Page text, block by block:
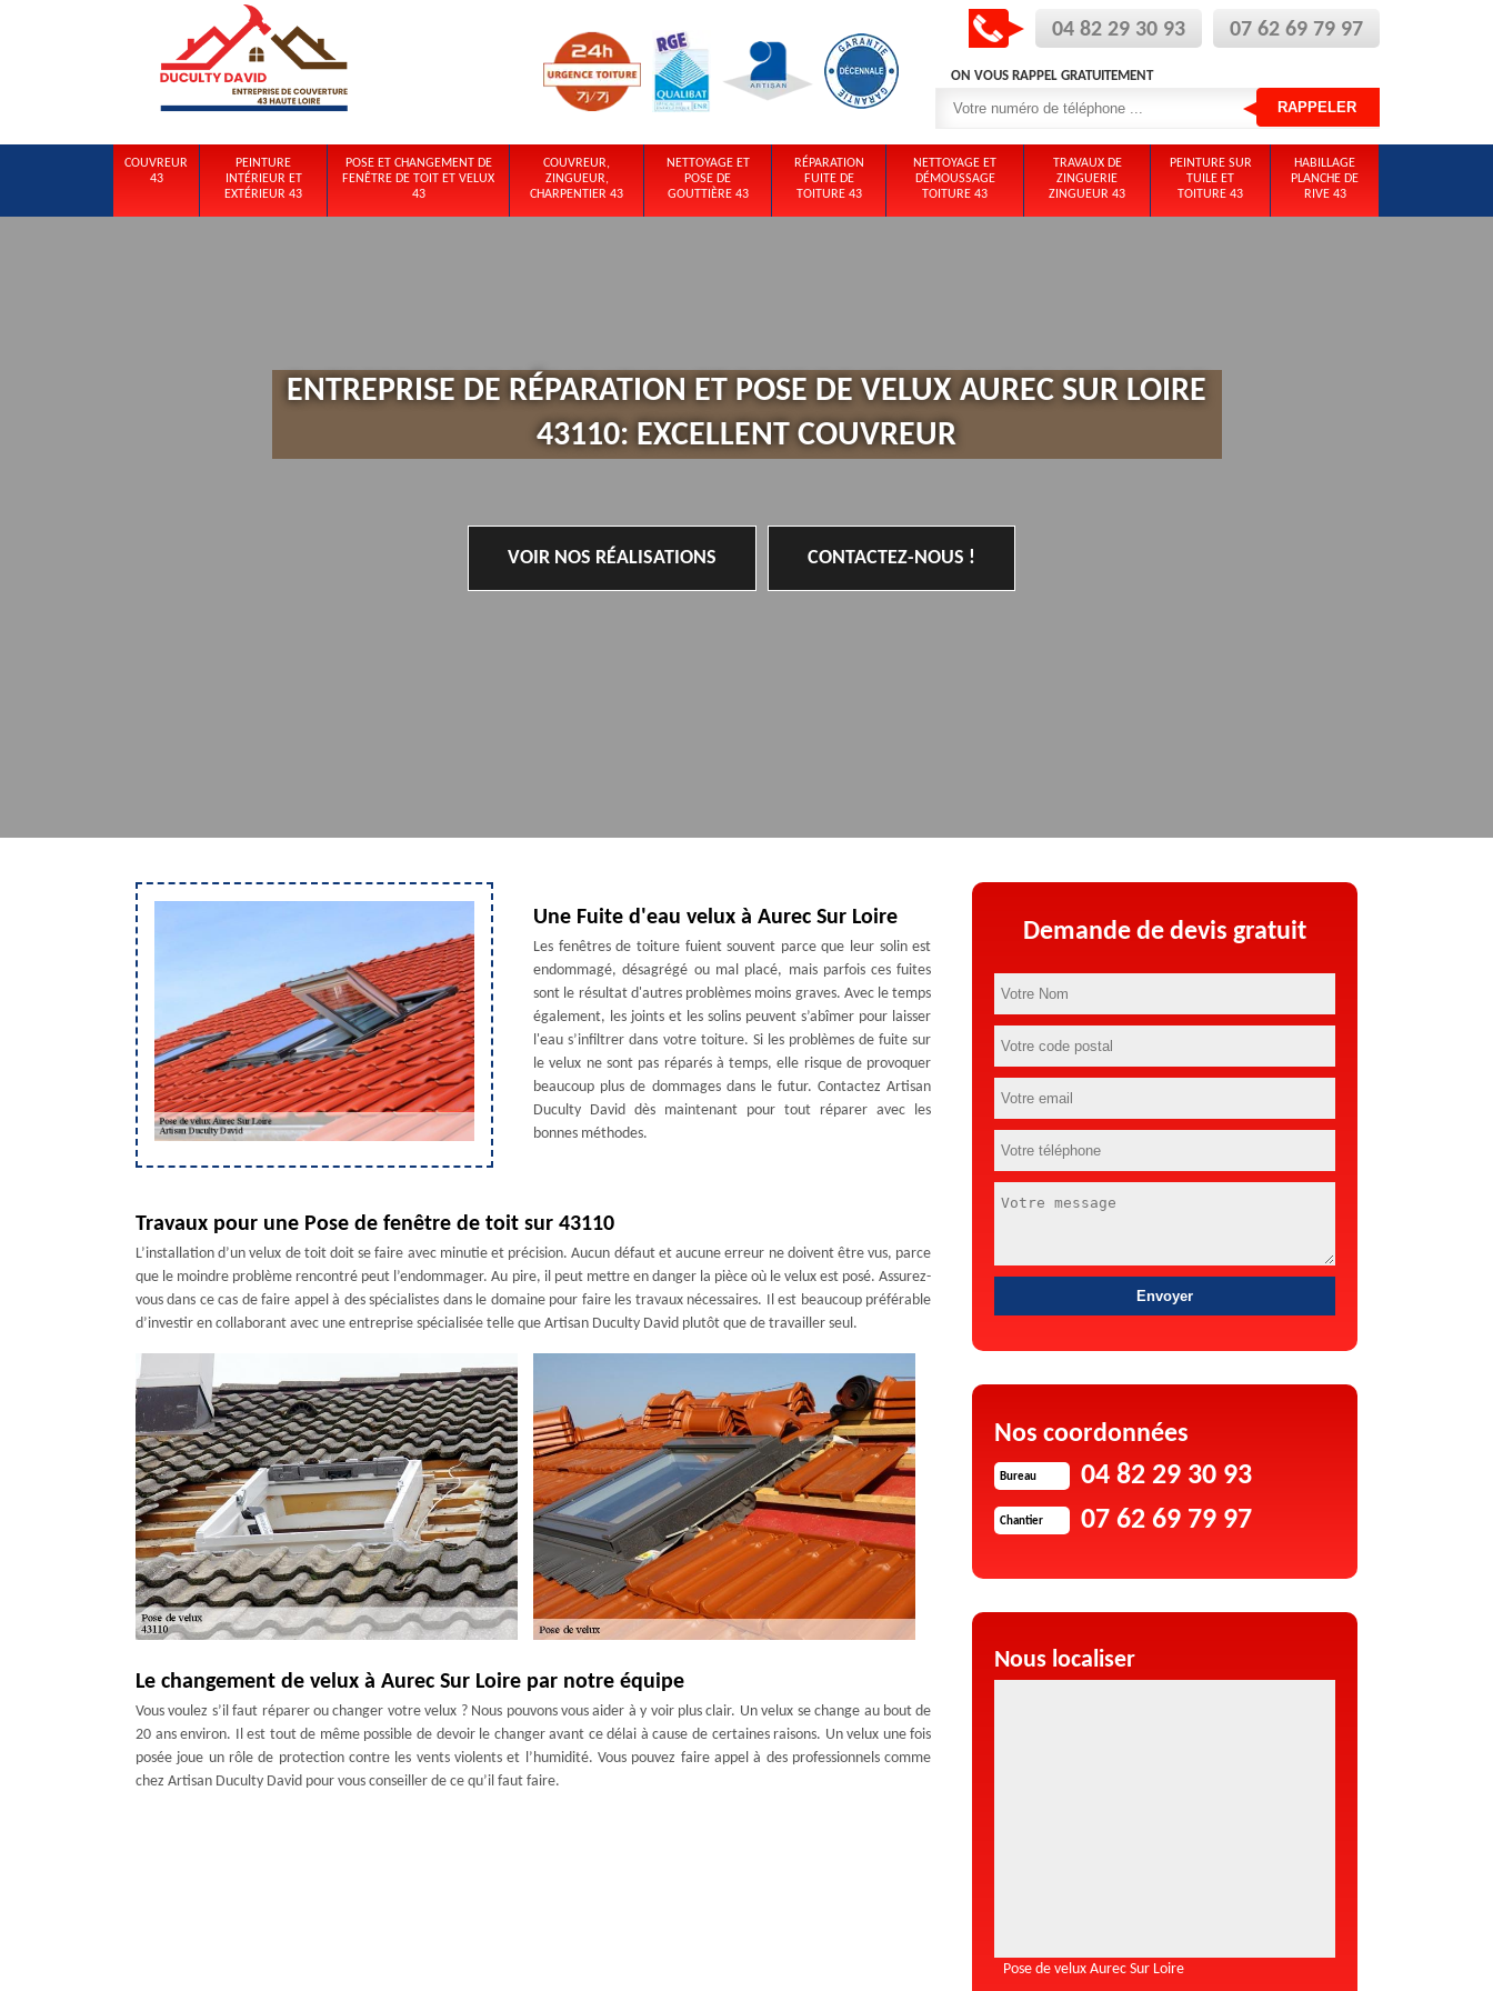
04 82 29 30 93 07 62 69 79 97
ON VOUS RAPPEL GRATUITEMENT
COUVREUR
43
PEINTURE
INTÉRIEUR ET
EXTÉRIEUR 43
POSE ET CHANGEMENT DE
FENÊTRE DE TOIT ET VELUX
43
COUVREUR,
ZINGUEUR,
CHARPENTIER 43
NETTOYAGE ET
POSE DE
GOUTTIÈRE 43
RÉPARATION
FUITE DE
TOITURE 43
NETTOYAGE ET
DÉMOUSSAGE
TOITURE 43
TRAVAUX DE
ZINGUERIE
ZINGUEUR 43
PEINTURE SUR
TUILE ET
TOITURE 43
HABILLAGE
PLANCHE DE
RIVE 43
ENTREPRISE DE RÉPARATION ET POSE DE VELUX AUREC SUR LOIRE
43110: EXCELLENT COUVREUR
VOIR NOS RÉALISATIONS CONTACTEZ-NOUS !
Une Fuite d'eau velux à Aurec Sur Loire
Les fenêtres de toiture fuient souvent parce que leur solin est
endommagé, désagrégé ou mal placé, mais parfois ces fuites
sont le résultat d'autres problèmes moins graves. Avec le temps
également, les joints et les solins peuvent s’abîmer pour laisser
l'eau s’infiltrer dans votre toiture. Si les problèmes de fuite sur
le velux ne sont pas réparés à temps, elle risque de provoquer
beaucoup plus de dommages dans le futur. Contactez Artisan
Duculty David dès maintenant pour tout réparer avec les
bonnes méthodes.
Travaux pour une Pose de fenêtre de toit sur 43110
L’installation d’un velux de toit doit se faire avec minutie et précision. Aucun défaut et aucune erreur ne doivent être vus, parce
que le moindre problème rencontré peut l’endommager. Au pire, il peut mettre en danger la pièce où le velux est posé. Assurez-
vous dans ce cas de faire appel à des spécialistes dans le domaine pour faire les travaux nécessaires. Il est beaucoup préférable
d’investir en collaborant avec une entreprise spécialisée telle que Artisan Duculty David plutôt que de travailler seul.
Le changement de velux à Aurec Sur Loire par notre équipe
Vous voulez s’il faut réparer ou changer votre velux ? Nous pouvons vous aider à y voir plus clair. Un velux se change au bout de
20 ans environ. Il est tout de même possible de devoir le changer avant ce délai à cause de certaines raisons. Un velux une fois
posée joue un rôle de protection contre les vents violents et l’humidité. Vous pouvez faire appel à des professionnels comme
chez Artisan Duculty David pour vous conseiller de ce qu’il faut faire.
Demande de devis gratuit
Nos coordonnées
Bureau 04 82 29 30 93
Chantier 07 62 69 79 97
Nous localiser
Pose de velux Aurec Sur Loire